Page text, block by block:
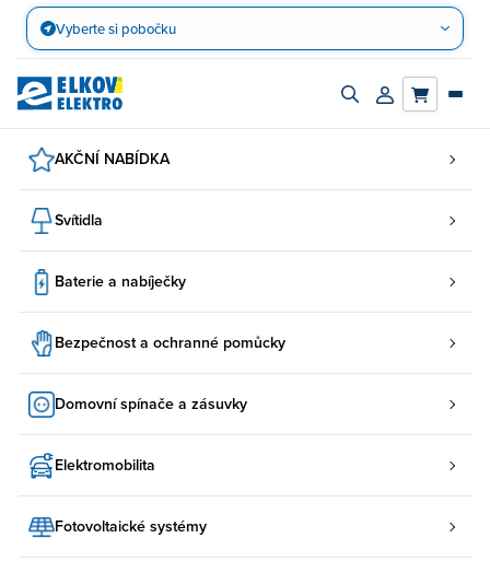
Přejít
obsah
Vyberte si pobočku
Zapnout/vypnout
Přihlásit/
AKČNÍ NABÍDKA
Svítidla
Baterie a nabíječky
Bezpečnost a ochranné pomůcky
Domovní spínače a zásuvky
Elektromobilita
Fotovoltaické systémy